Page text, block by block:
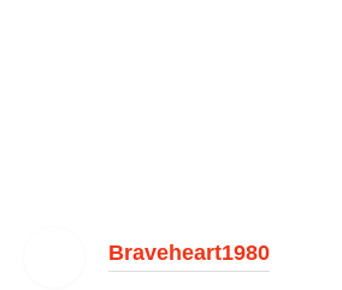
Braveheart1980